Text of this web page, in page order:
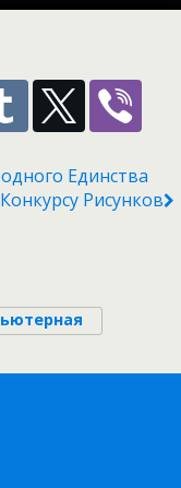
Единства
Рисунков